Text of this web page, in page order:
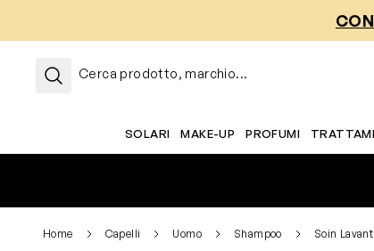
Cerca prodotto, marchio...
SOLARI MAKE-UP PROFUMI
Home Capelli Uomo Shampoo Soin